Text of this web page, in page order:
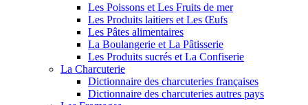
Les Poissons et Les Fruits de mer
Les Produits laitiers et Les Œufs
Les Pâtes alimentaires
La Boulangerie et La Pâtisserie
Les Produits sucrés et La Confiserie
La Charcuterie
Dictionnaire des charcuteries françaises
Dictionnaire des charcuteries autres pays